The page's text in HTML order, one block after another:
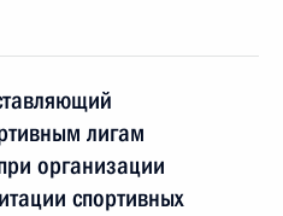
лигам
организации
спортивных